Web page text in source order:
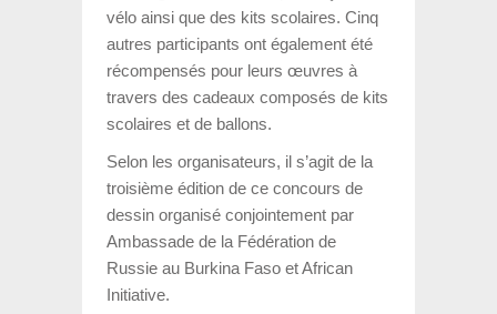
vélo ainsi que des kits scolaires. Cinq
autres participants ont également été
récompensés pour leurs œuvres à
travers des cadeaux composés de kits
scolaires et de ballons.
Selon les organisateurs, il s’agit de la
troisième édition de ce concours de
dessin organisé conjointement par
Ambassade de la Fédération de
Russie au Burkina Faso etAfrican
Initiative.